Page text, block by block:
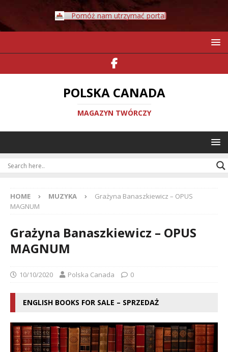
Pomóż nam utrzymać portal
POLSKA CANADA
MAGAZYN TWÓRCZY
HOME MUZYKA
Grażyna Banaszkiewicz – OPUS
MAGNUM
Grażyna Banaszkiewicz – OPUS
MAGNUM
10/10/2020 Polska Canada 0
ENGLISH BOOKS FOR SALE – SPRZEDAŻ